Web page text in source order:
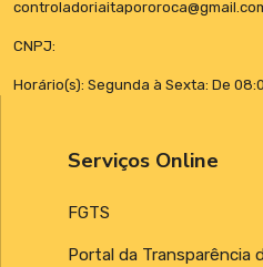
CNPJ:
Horário(s): Segunda à Sexta: De
Serviços Online
FGTS
Portal da Transparência